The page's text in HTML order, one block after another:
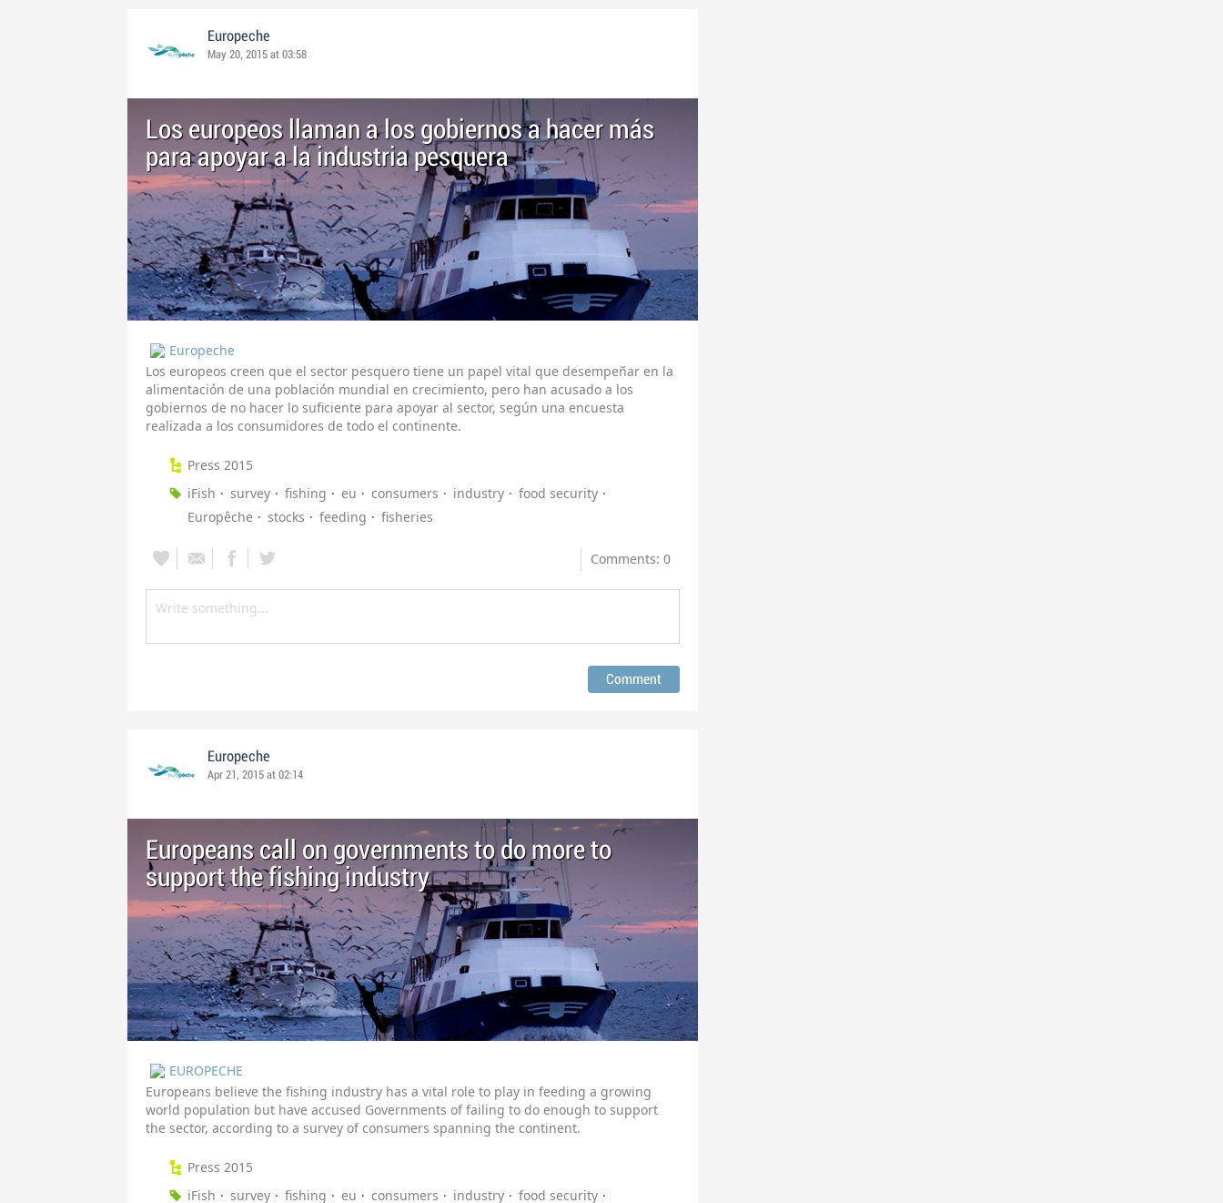
Europeche
May 20, 2015 at 03:58
Los europeos llaman a los gobiernos a hacer más
para apoyar a la industria pesquera
Europeche
Los europeos creen que el sector pesquero tiene un papel vital que desempeñar en la
alimentación de una población mundial en crecimiento, pero han acusado a los
gobiernos de no hacer lo suficiente para apoyar al sector, según una encuesta
realizada a los consumidores de todo el continente.
Press 2015
iFish
survey fishing eu consumers industry
food security
Europêche
stocks feeding fisheries
Comments: 0
Europeche
Apr 21, 2015 at 02:14
Europeans call on governments to do more to
support the fishing industry
EUROPECHE
Europeans believe the fishing industry has a vital role to play in feeding a growing
world population but have accused Governments of failing to do enough to support
the sector, according to a survey of consumers spanning the continent.
Press 2015
iFish
survey fishing eu consumers industry food security